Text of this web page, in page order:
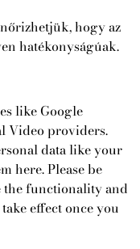
hogy az
hatékonyságúak.
like Google
Video providers.
data like your
here. Please be
the functionality and
effect once you